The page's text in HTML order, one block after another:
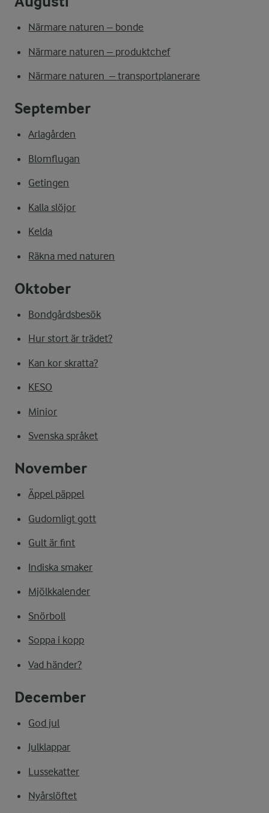
Närmare naturen – bonde
Närmare naturen – produktchef
Närmare naturen – transportplanerare
September
Arlagården
Blomflugan
Getingen
Kalla slöjor
Kelda
Räkna med naturen
Oktober
Bondgårdsbesök
Hur stort är trädet?
Kan kor skratta?
KESO
Minior
Svenska språket
November
Äppel päppel
Gudomligt gott
Gult är fint
Indiska smaker
Mjölkkalender
Snörboll
Soppa i kopp
Vad händer?
December
God jul
Julklappar
Lussekatter
Nyårslöftet